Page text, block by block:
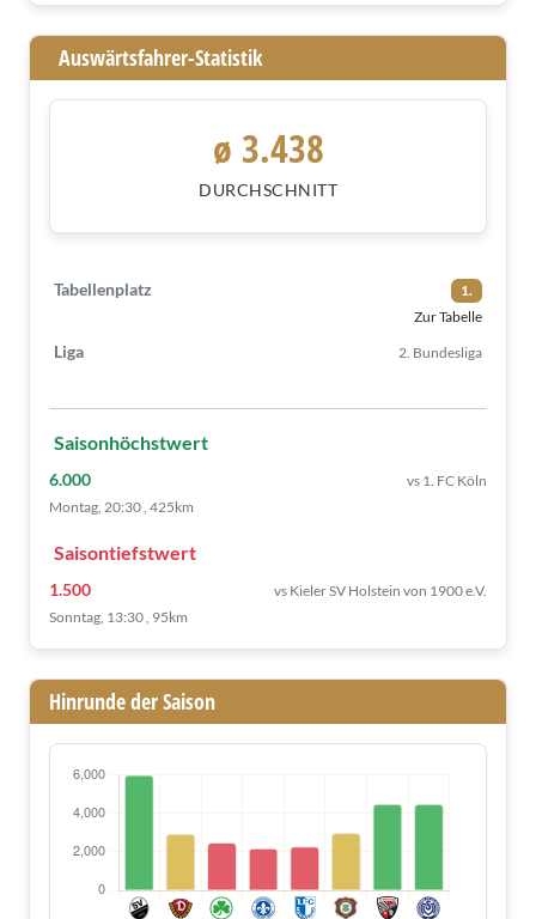
Auswärtsfahrer-Statistik
ø 3.438
DURCHSCHNITT
Tabellenplatz
1.
Zur Tabelle
Liga 2. Bundesliga
Saisonhöchstwert
6.000
vs 1. FC Köln
Montag, 20:30 , 425km
Saisontiefstwert
1.500
vs Kieler SV Holstein von 1900 e.V.
Sonntag, 13:30 , 95km
Hinrunde der Saison